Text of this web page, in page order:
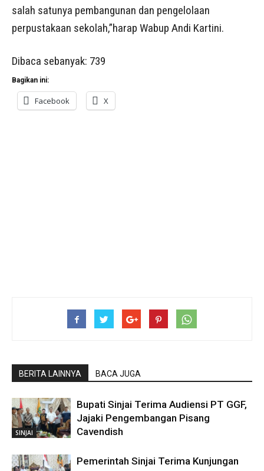
salah satunya pembangunan dan pengelolaan
perpustakaan sekolah,”harap Wabup Andi Kartini.
Dibaca sebanyak: 739
Bagikan ini:
Facebook X
BERITA LAINNYA BACA JUGA
SINJAI
Bupati Sinjai Terima Audiensi PT GGF,
Jajaki Pengembangan Pisang
Cavendish
Pemerintah Sinjai Terima Kunjungan